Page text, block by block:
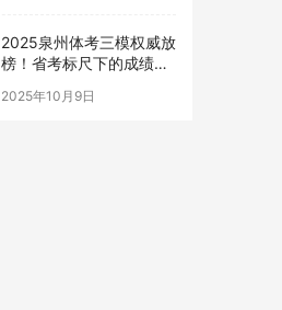
2025泉州体考三模权威放
榜！省考标尺下的成绩透
2025年10月9日